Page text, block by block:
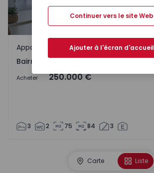
Bairro Norton de Matos, Coimbra
Appartement
Bairro Norton de Matos, Coimbra
Acheter 250.000 €
3 2 75 84 3
Carte Liste
Continuer vers le site Web
Ajouter à l'écran d'accueil